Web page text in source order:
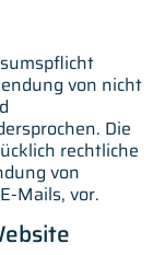
von nicht
Die
rechtliche
von
Mails, vor.